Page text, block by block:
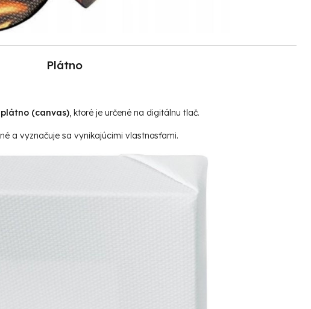
Plátno
(canvas), ktoré je určené na digitálnu tlač.
a vyznačuje sa vynikajúcimi vlastnosťami.